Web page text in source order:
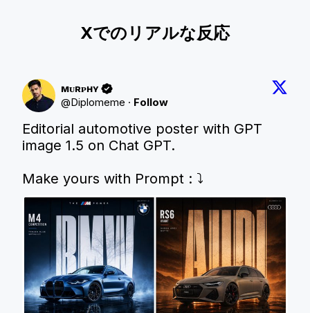
Xでのリアルな反応
ᴍᴜʀᴘʜʏ
@Diplomeme · Follow
Editorial automotive poster with GPT
image 1.5 on Chat GPT.
Make yours with Prompt : ⤵️